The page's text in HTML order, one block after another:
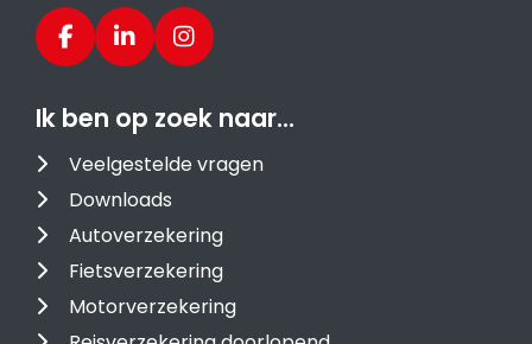
Ik ben op zoek naar…
Veelgestelde vragen
Downloads
Autoverzekering
Fietsverzekering
Motorverzekering